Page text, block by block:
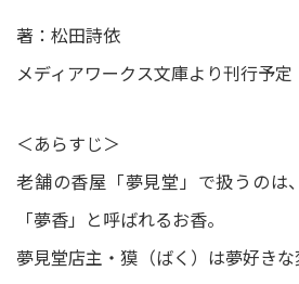
著：松田詩依
メディアワークス文庫より刊行予定
＜あらすじ＞
老舗の香屋「夢見堂」で扱うのは
「夢香」と呼ばれるお香。
夢見堂店主・獏（ばく）は夢好きな